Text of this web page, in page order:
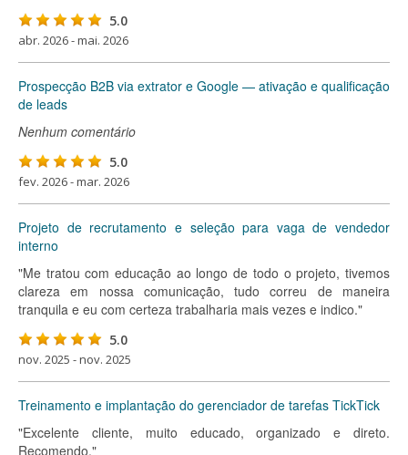
5.0
abr. 2026 - mai. 2026
Prospecção B2B via extrator e Google — ativação e qualificação
de leads
Nenhum comentário
5.0
fev. 2026 - mar. 2026
Projeto de recrutamento e seleção para vaga de vendedor
interno
"Me tratou com educação ao longo de todo o projeto, tivemos
clareza em nossa comunicação, tudo correu de maneira
tranquila e eu com certeza trabalharia mais vezes e indico."
5.0
nov. 2025 - nov. 2025
Treinamento e implantação do gerenciador de tarefas TickTick
"Excelente cliente, muito educado, organizado e direto.
Recomendo."